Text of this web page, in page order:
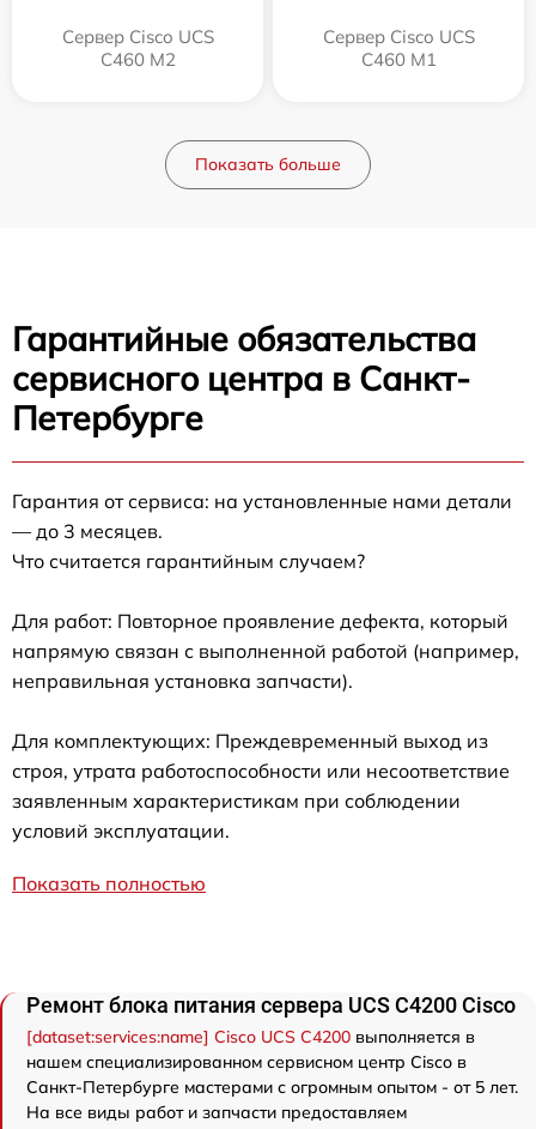
Сервер Cisco UCS
C460 M2
Сервер Cisco UCS
C460 M1
Показать больше
Гарантийные обязательства
сервисного центра в Санкт-
Петербурге
Гарантия от сервиса: на установленные нами детали
— до 3 месяцев.
Что считается гарантийным случаем?
Для работ: Повторное проявление дефекта, который
напрямую связан с выполненной работой (например,
неправильная установка запчасти).
Для комплектующих: Преждевременный выход из
строя, утрата работоспособности или несоответствие
заявленным характеристикам при соблюдении
условий эксплуатации.
Показать полностью
Ремонт блока питания сервера UCS C4200 Cisco
[dataset:services:name] Cisco UCS C4200 выполняется в
нашем специализированном сервисном центр Cisco в
Санкт-Петербурге мастерами с огромным опытом - от 5 лет.
На все виды работ и запчасти предоставляем